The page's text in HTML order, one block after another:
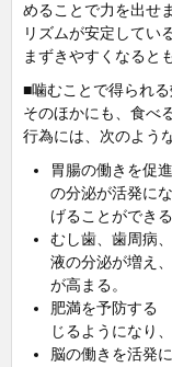
めることで力を出せ
リズムが安定してい
まずきやすくなると
■噛むことで得られ
そのほかにも、食べ
行為には、次のよう
胃腸の働きを促
の分泌が活発に
げることができる
むし歯、歯周病
液の分泌が増え
が高まる。
肥満を予防する
じるようになり
脳の働きを活発